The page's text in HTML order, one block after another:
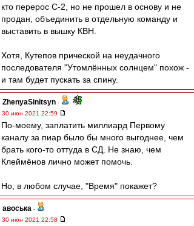
кто перерос С-2, но не прошел в основу и не
продан, объединить в отдельную команду и
выставить в вышку КВН.
Хотя, Кутепов прической на неудачного
последователя "Утомлённых солнцем" похож -
и там будет пускать за спину.
ZhenyaSinitsyn -
30 июн 2021 22:59
По-моему, заплатить миллиард Первому
каналу за пиар было бы много выгоднее, чем
брать кого-то оттуда в СД. Не знаю, чем
Клеймёнов лично может помочь.
Но, в любом случае, "Время" покажет?
авоська -
30 июн 2021 22:58